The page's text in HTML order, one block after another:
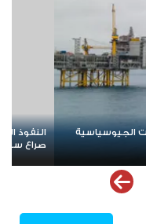
إلى ساحة
نمو